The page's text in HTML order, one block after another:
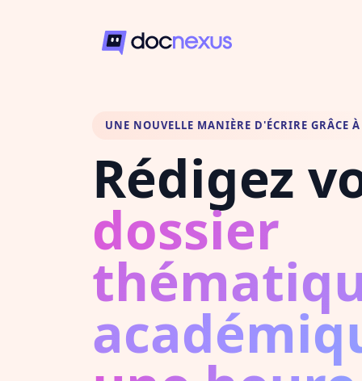
UNE NOUVELLE MANIÈRE D'ÉCRIRE GRÂCE
Rédigez
dossier